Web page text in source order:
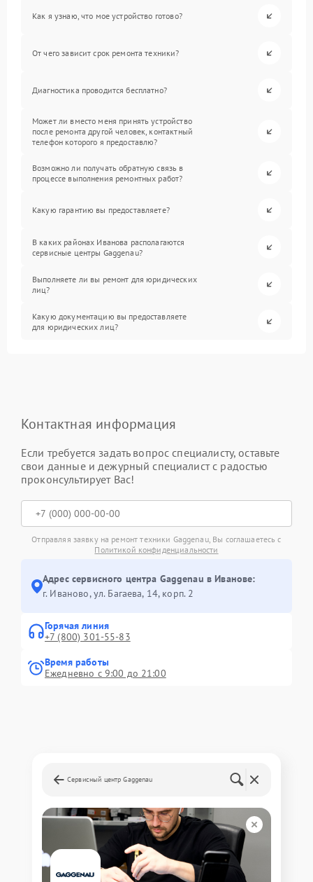
Как я узнаю, что мое устройство готово?
От чего зависит срок ремонта техники?
Диагностика проводится бесплатно?
Может ли вместо меня принять устройство
после ремонта другой человек, контактный
телефон которого я предоставлю?
Возможно ли получать обратную связь в
процессе выполнения ремонтных работ?
Какую гарантию вы предоставляете?
В каких районах Иванова располагаются
сервисные центры Gaggenau?
Выполняете ли вы ремонт для юридических
лиц?
Какую документацию вы предоставляете
для юридических лиц?
Контактная информация
Если требуется задать вопрос специалисту, оставьте
свои данные и дежурный специалист с радостью
проконсультирует Вас!
Отправляя заявку на ремонт техники Gaggenau, Вы соглашаетесь с
Политикой конфиденциальности
Адрес сервисного центра Gaggenau в Иванове:
г. Иваново, ул. Багаева, 14, корп. 2
Горячая линия
+7 (800) 301-55-83
Время работы
Ежедневно с 9:00 до 21:00
Сервисный центр Gaggenau